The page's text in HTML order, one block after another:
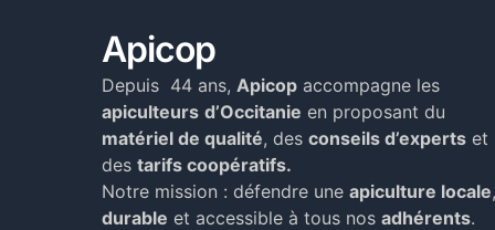
Apicop
Depuis 44 ans, Apicop accompagne les
apiculteurs d’Occitanie en proposant du
matériel de qualité, des conseils d’experts et
des tarifs coopératifs.
Notre mission : défendre une apiculture locale,
durable et accessible à tous nos adhérents.